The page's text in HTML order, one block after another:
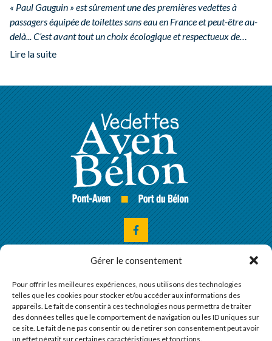
Gérer le consentement
Pour offrir les meilleures expériences, nous utilisons des technologies
telles que les cookies pour stocker et/ou accéder aux informations des
appareils. Le fait de consentir à ces technologies nous permettra de traiter
des données telles que le comportement de navigation ou les ID uniques sur
ce site. Le fait de ne pas consentir ou de retirer son consentement peut avoir
un effet négatif sur certaines caractéristiques et fonctions.
« Paul Gauguin » est sûrement une des premières vedettes à
passagers équipée de toilettes sans eau en France et peut-être au-
delà... C’est avant tout un choix écologique et respectueux de…
Lire la suite
Port de Bélon
29350Moëlan-sur-Mer
Quai Théodore Botrel
29930Pont-Aven